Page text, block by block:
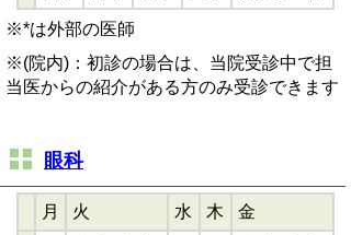
※*は外部の医師
※(院内)：初診の場合は、当院受診中で担
当医からの紹介がある方のみ受診できます
眼科
月 火 水 木
金